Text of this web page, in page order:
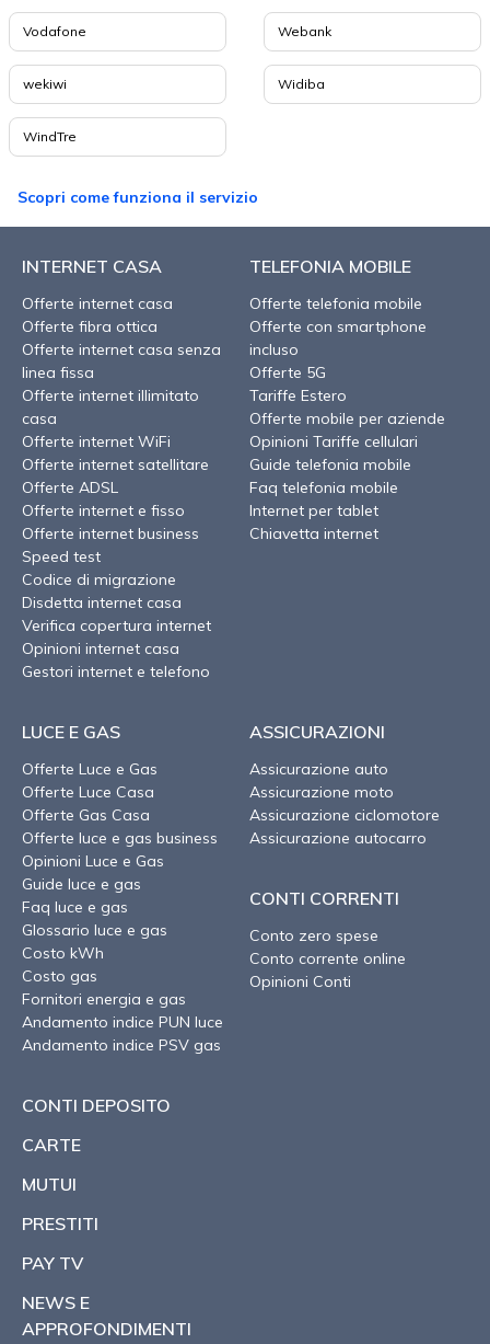
Vodafone Webank
wekiwi Widiba
WindTre
Scopri come funziona il servizio
INTERNET CASA
Offerte internet casa
Offerte fibra ottica
Offerte internet casa senza
linea fissa
Offerte internet illimitato
casa
Offerte internet WiFi
Offerte internet satellitare
Offerte ADSL
Offerte internet e fisso
Offerte internet business
Speed test
Codice di migrazione
Disdetta internet casa
Verifica copertura internet
Opinioni internet casa
Gestori internet e telefono
TELEFONIA MOBILE
Offerte telefonia mobile
Offerte con smartphone
incluso
Offerte 5G
Tariffe Estero
Offerte mobile per aziende
Opinioni Tariffe cellulari
Guide telefonia mobile
Faq telefonia mobile
Internet per tablet
Chiavetta internet
LUCE E GAS
Offerte Luce e Gas
Offerte Luce Casa
Offerte Gas Casa
Offerte luce e gas business
Opinioni Luce e Gas
Guide luce e gas
Faq luce e gas
Glossario luce e gas
Costo kWh
Costo gas
Fornitori energia e gas
Andamento indice PUN luce
Andamento indice PSV gas
ASSICURAZIONI
Assicurazione auto
Assicurazione moto
Assicurazione ciclomotore
Assicurazione autocarro
CONTI CORRENTI
Conto zero spese
Conto corrente online
Opinioni Conti
CONTI DEPOSITO
CARTE
MUTUI
PRESTITI
PAY TV
NEWS E
APPROFONDIMENTI